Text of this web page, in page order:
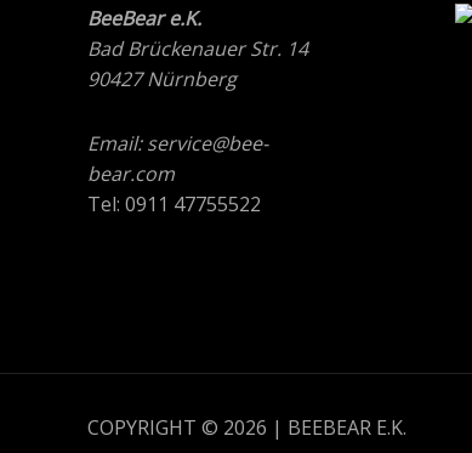
BeeBear e.K.
Bad Brückenauer Str. 14
90427 Nürnberg
Email: service@bee-
bear.com
Tel: 0911 47755522
COPYRIGHT © 2026 | BEEBEAR E.K.